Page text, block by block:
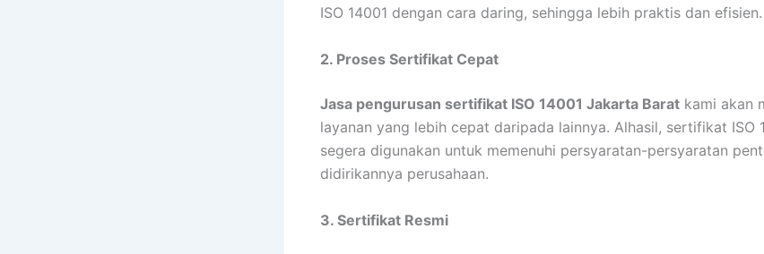
ISO 14001 dengan cara daring, sehingga lebih praktis dan efisien.
2. Proses Sertifikat Cepat
Jasa pengurusan sertifikat ISO 14001 Jakarta Barat kami akan
layanan yang lebih cepat daripada lainnya. Alhasil, sertifikat ISO
segera digunakan untuk memenuhi persyaratan-persyaratan
didirikannya perusahaan.
3. Sertifikat Resmi